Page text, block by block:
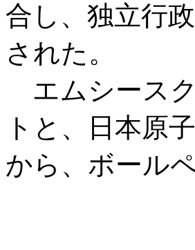
合し、独立行
された。
エムシース
トと、日本原
から、ボール